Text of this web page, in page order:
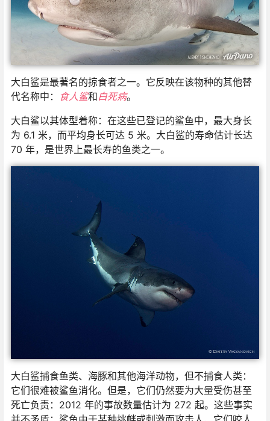
大白鲨是最著名的掠食者之一。它反映在该物种的其他替
代名称中：
食人鲨和白死病。
大白鲨以其体型着称：在这些已登记的鲨鱼中，最大身长
为 6.1 米，而平均身长可达 5 米。大白鲨的寿命估计长达
70 年，是世界上最长寿的鱼类之一。
大白鲨捕食鱼类、海豚和其他海洋动物，但不捕食人类：
它们很难被鲨鱼消化。但是，它们仍然要为大量受伤甚至
死亡负责：2012 年的事故数量估计为 272 起。这些事实